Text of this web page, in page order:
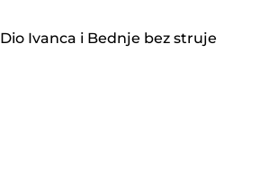
Dio Ivanca i Bednje bez struje